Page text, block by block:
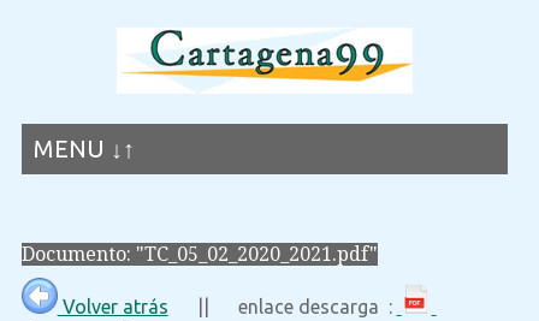
MENU ↓↑
Documento: "TC_05_02_2020_2021.pdf"
Volver atrás || enlace descarga :